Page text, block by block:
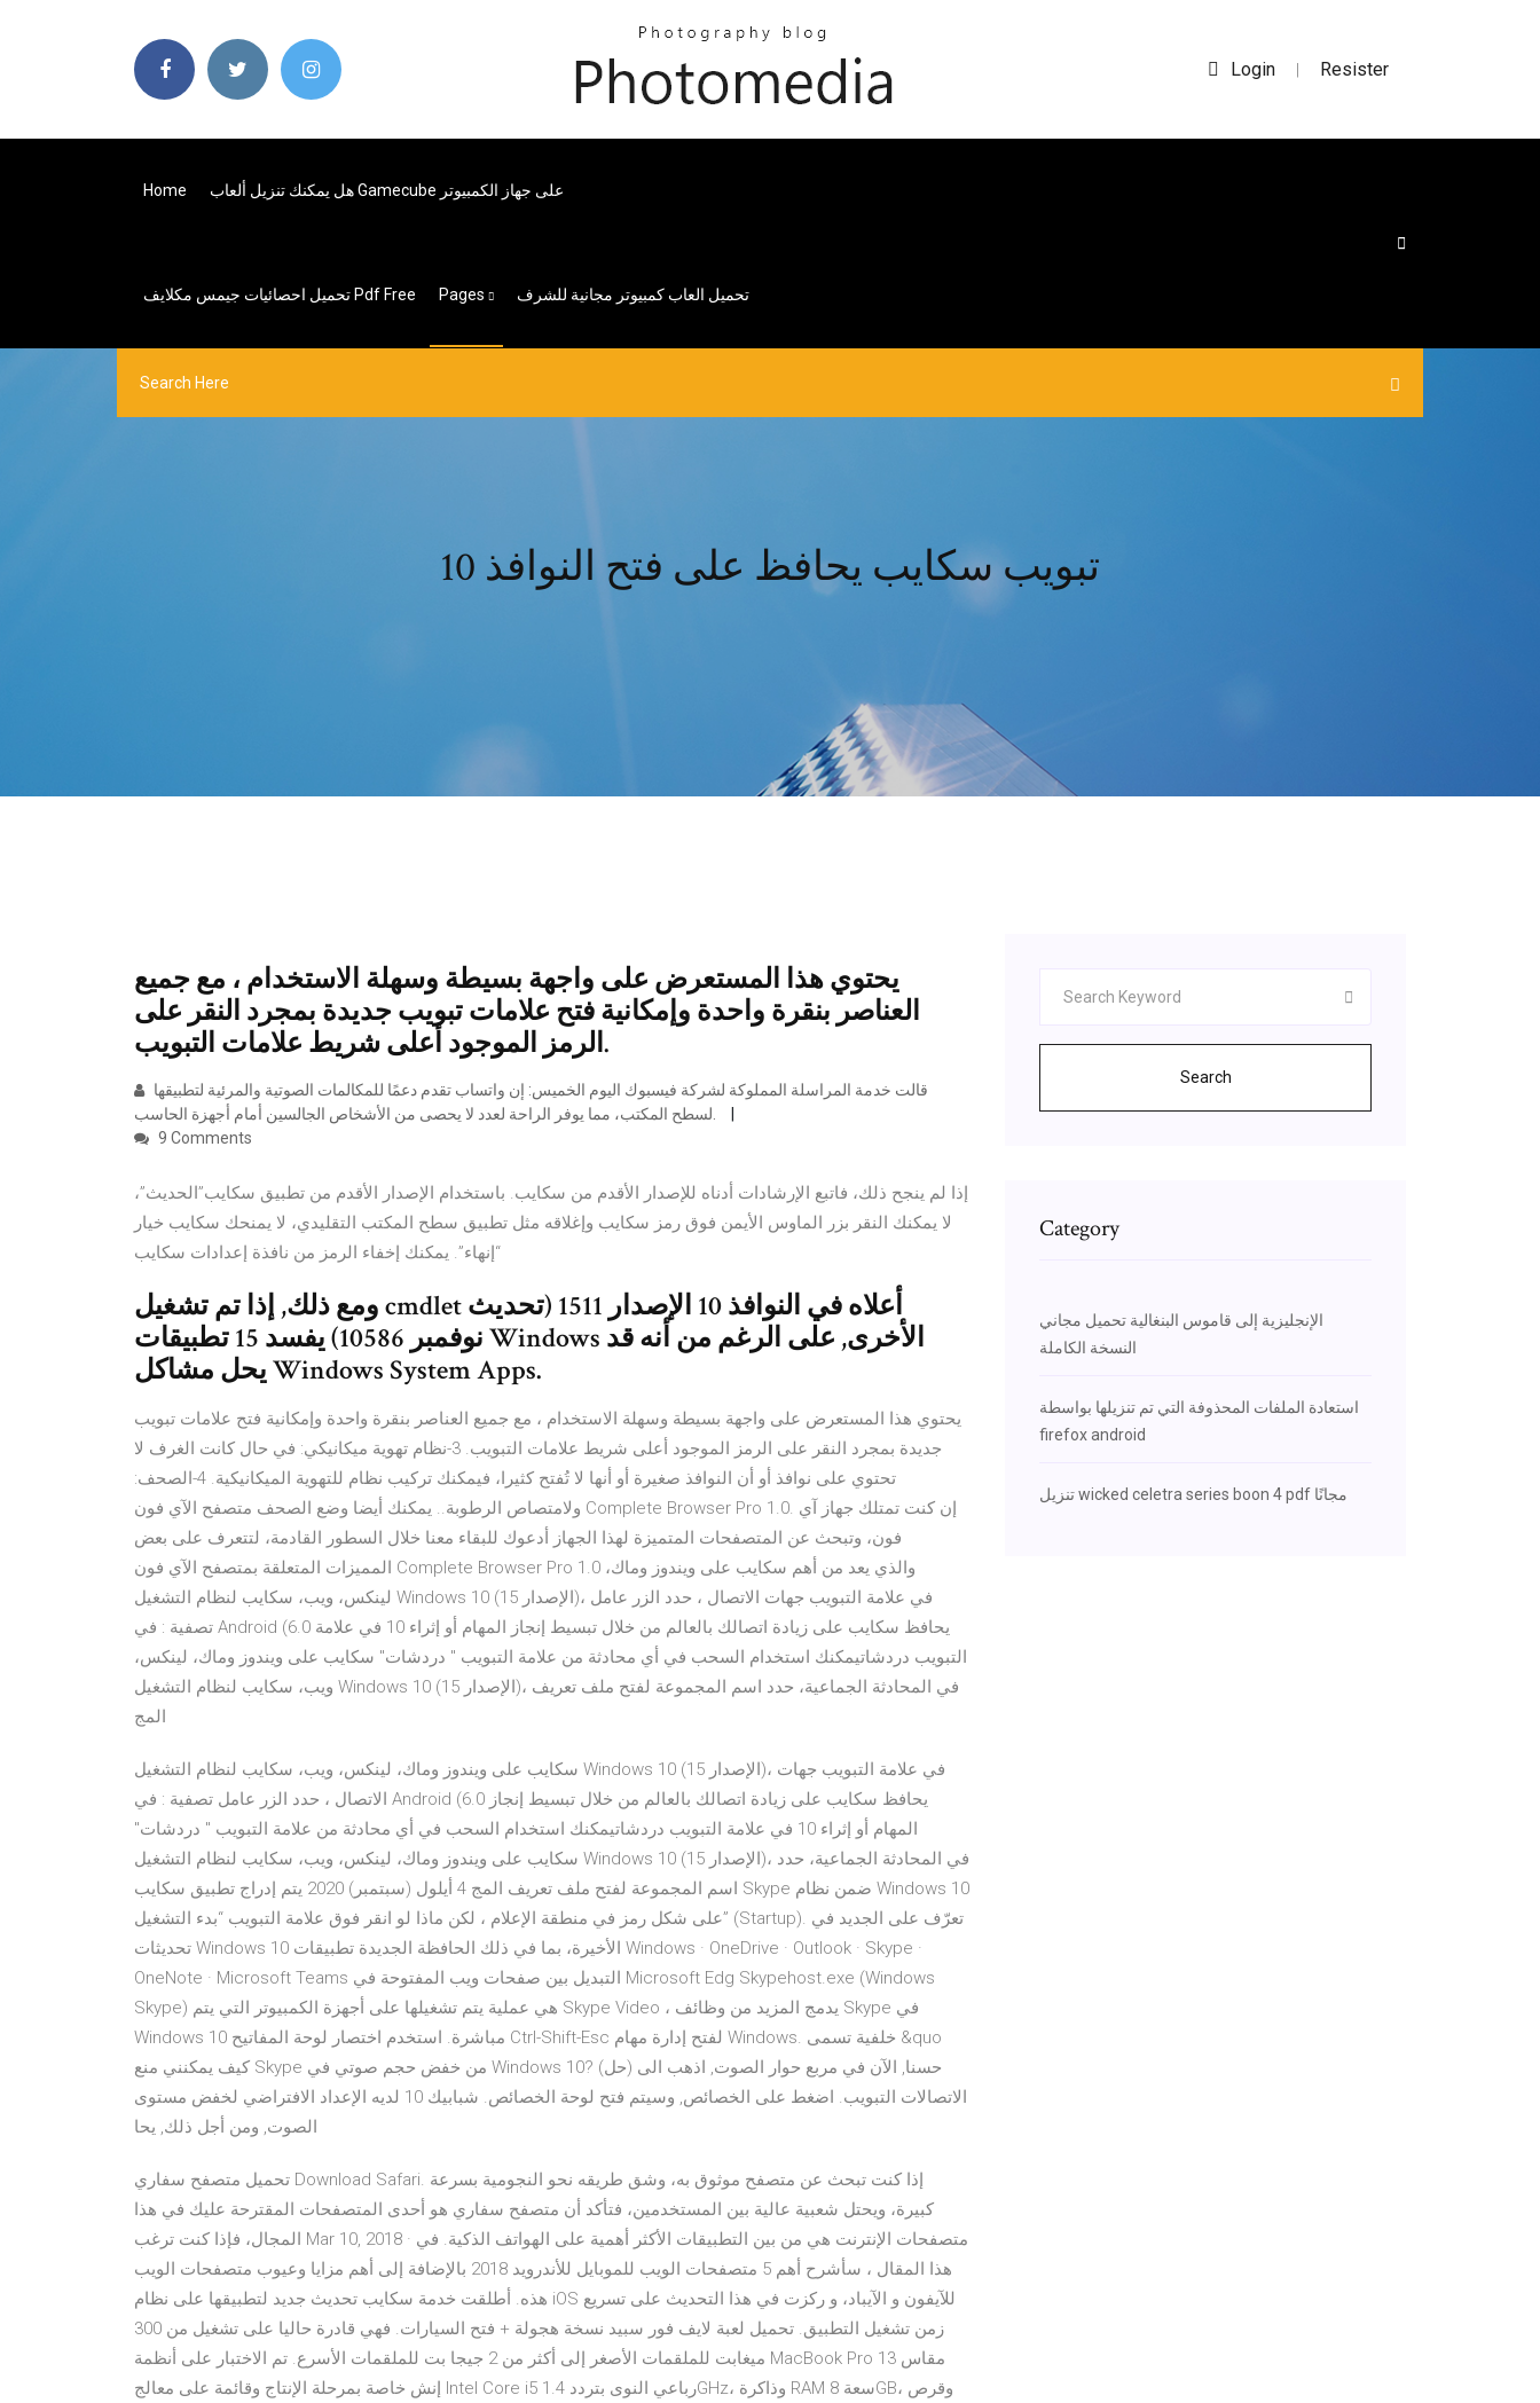
Login | Resister
Home هل يمكنك تنزيل ألعاب Gamecube على جهاز الكمبيوتر
تحميل احصائيات جيمس مكلايف Pdf Free Pages تحميل العاب كمبيوتر مجانية للشرف
تبويب سكايب يحافظ على فتح النوافذ 10
يحتوي هذا المستعرض على واجهة بسيطة وسهلة الاستخدام ، مع جميع
العناصر بنقرة واحدة وإمكانية فتح علامات تبويب جديدة بمجرد النقر على
الرمز الموجود أعلى شريط علامات التبويب.
9 Comments
إذا لم ينجح ذلك، فاتبع الإرشادات أدناه للإصدار الأقدم من سكايب. باستخدام الإصدار الأقدم من تطبيق سكايب”الحديث”،
لا يمكنك النقر بزر الماوس الأيمن فوق رمز سكايب وإغلاقه مثل تطبيق سطح المكتب التقليدي، لا يمنحك سكايب خيار
“إنهاء”. يمكنك إخفاء الرمز من نافذة إعدادات سكايب
ومع ذلك, إذا تم تشغيل cmdlet أعلاه في النوافذ 10 الإصدار 1511 (تحديث
نوفمبر 10586) يفسد 15 تطبيقات Windows الأخرى, على الرغم من أنه قد
يحل مشاكل Windows System Apps.
يحتوي هذا المستعرض على واجهة بسيطة وسهلة الاستخدام ، مع جميع العناصر بنقرة واحدة وإمكانية فتح علامات تبويب
جديدة بمجرد النقر على الرمز الموجود أعلى شريط علامات التبويب. 3-نظام تهوية ميكانيكي: في حال كانت الغرف لا
تحتوي على نوافذ أو أن النوافذ صغيرة أو أنها لا تُفتح كثيرا، فيمكنك تركيب نظام للتهوية الميكانيكية. 4-الصحف:
ولامتصاص الرطوبة.. يمكنك أيضا وضع الصحف متصفح الآي فون Complete Browser Pro 1.0. إن كنت تمتلك جهاز آي
فون، وتبحث عن المتصفحات المتميزة لهذا الجهاز أدعوك للبقاء معنا خلال السطور القادمة، لتتعرف على بعض
المميزات المتعلقة بمتصفح الآي فون Complete Browser Pro 1.0 والذي يعد من أهم سكايب على ويندوز وماك،
لينكس، ويب، سكايب لنظام التشغيل Windows 10 (الإصدار 15)، في علامة التبويب جهات الاتصال ، حدد الزر عامل
تصفية : في Android (6.0 يحافظ سكايب على زيادة اتصالك بالعالم من خلال تبسيط إنجاز المهام أو إثراء 10 في علامة
التبويب دردشاتيمكنك استخدام السحب في أي محادثة من علامة التبويب " دردشات" سكايب على ويندوز وماك، لينكس،
ويب، سكايب لنظام التشغيل Windows 10 (الإصدار 15)، في المحادثة الجماعية، حدد اسم المجموعة لفتح ملف تعريف
المج
سكايب على ويندوز وماك، لينكس، ويب، سكايب لنظام التشغيل Windows 10 (الإصدار 15)، في علامة التبويب جهات
الاتصال ، حدد الزر عامل تصفية : في Android (6.0 يحافظ سكايب على زيادة اتصالك بالعالم من خلال تبسيط إنجاز
المهام أو إثراء 10 في علامة التبويب دردشاتيمكنك استخدام السحب في أي محادثة من علامة التبويب " دردشات"
سكايب على ويندوز وماك، لينكس، ويب، سكايب لنظام التشغيل Windows 10 (الإصدار 15)، في المحادثة الجماعية، حدد
اسم المجموعة لفتح ملف تعريف المج 4 أيلول (سبتمبر) 2020 يتم إدراج تطبيق سكايب Skype ضمن نظام Windows 10
على شكل رمز في منطقة الإعلام ، لكن ماذا لو انقر فوق علامة التبويب “بدء التشغيل” (Startup). تعرّف على الجديد في
تحديثات Windows 10 الأخيرة، بما في ذلك الحافظة الجديدة تطبيقات Windows · OneDrive · Outlook · Skype ·
OneNote · Microsoft Teams التبديل بين صفحات ويب المفتوحة في Microsoft Edg Skypehost.exe (Windows
Skype) هي عملية يتم تشغيلها على أجهزة الكمبيوتر التي يتم Skype Video ، يدمج المزيد من وظائف Skype في
Windows 10 مباشرة. استخدم اختصار لوحة المفاتيح Ctrl-Shift-Esc لفتح إدارة مهام Windows. خلفية تسمى &quo
كيف يمكنني منع Skype من خفض حجم صوتي في Windows 10? (حل) حسنا, الآن في مربع حوار الصوت, اذهب الى
الاتصالات التبويب. اضغط على الخصائص, وسيتم فتح لوحة الخصائص. شبابيك 10 لديه الإعداد الافتراضي لخفض مستوى
الصوت, ومن أجل ذلك, يحا
تحميل متصفح سفاري Download Safari. إذا كنت تبحث عن متصفح موثوق به، وشق طريقه نحو النجومية بسرعة
كبيرة، ويحتل شعبية عالية بين المستخدمين، فتأكد أن متصفح سفاري هو أحدى المتصفحات المقترحة عليك في هذا
المجال، فإذا كنت ترغب Mar 10, 2018 · متصفحات الإنترنت هي من بين التطبيقات الأكثر أهمية على الهواتف الذكية. في
هذا المقال ، سأشرح أهم 5 متصفحات الويب للموبايل للأندرويد 2018 بالإضافة إلى أهم مزايا وعيوب متصفحات الويب
هذه. أطلقت خدمة سكايب تحديث جديد لتطبيقها على نظام iOS للآيفون و الآيباد، و ركزت في هذا التحديث على تسريع
زمن تشغيل التطبيق. تحميل لعبة لايف فور سبيد نسخة هجولة + فتح السيارات. فهي قادرة حاليا على تشغيل من 300
ميغابت للملقمات الأصغر إلى أكثر من 2 جيجا بت للملقمات الأسرع. تم الاختبار على أنظمة MacBook Pro مقاس 13
إنش خاصة بمرحلة الإنتاج وقائمة على معالج Intel Core i5 رباعي النوى بتردد 1.4GHz، وذاكرة RAM سعة 8GB، وقرص
Search
Category
الإنجليزية إلى قاموس البنغالية تحميل مجاني
النسخة الكاملة
استعادة الملفات المحذوفة التي تم تنزيلها بواسطة
firefox android
تنزيل wicked celetra series boon 4 pdf مجانًا